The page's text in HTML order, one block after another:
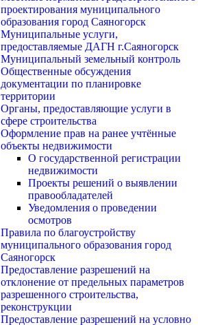
проектирования муниципального
образования город Саяногорск
Муниципальные услуги,
предоставляемые ДАГН г.Саяногорск
Муниципальный земельный контроль
Общественные обсуждения
документации по планировке
территории
Органы, предоставляющие услуги в
сфере строительства
Оформление прав на ранее учтённые
объекты недвижимости
О государственной регистрации
недвижимости
Проекты решений о выявлении
правообладателей
Уведомления о проведении
осмотров
Правила по благоустройству
муниципального образования город
Саяногорск
Предоставление разрешений на
отклонение от предельных параметров
разрешенного строительства,
реконструкции
Предоставление разрешений на условно